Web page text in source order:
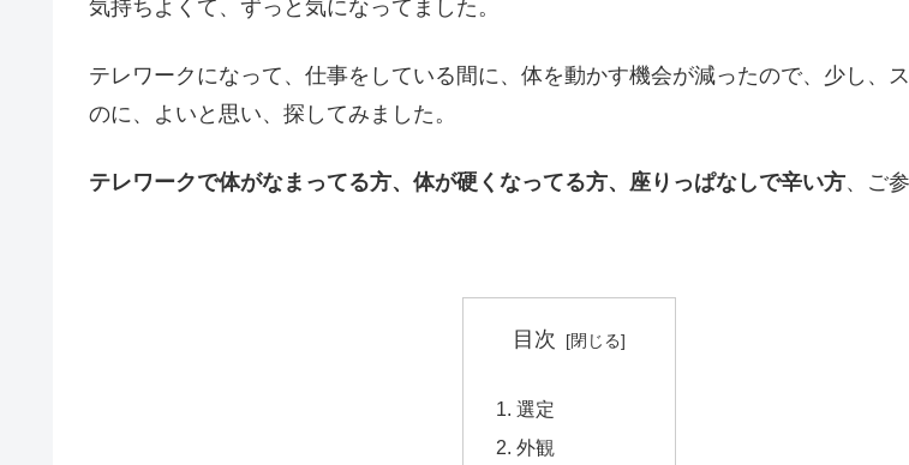
気持ちよくて、ずっと気になってました。
テレワークになって、仕事をしている間に、体を動かす機会が減ったので、少し、
のに、よいと思い、探してみました。
テレワークで体がなまってる方、体が硬くなってる方、座りっぱなしで辛い方、ご
目次
選定
外観